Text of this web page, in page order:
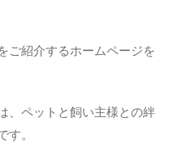
ご紹介するホームページを
ペットと飼い主様との絆
。